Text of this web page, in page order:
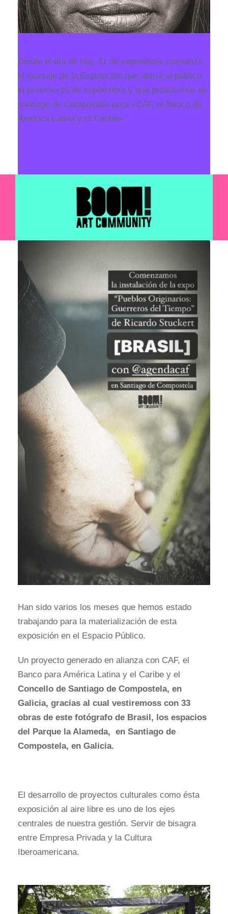
Desde el día de hoy, 11 de septiembre comienza
el montaje de la Exposición que abrirá al público
el próximo 15 de septiembre y que producimos en
santiago de Compostela para «CAF, el Banco de
América Latina y el Caribe»
Han sido varios los meses que hemos estado
trabajando para la materialización de esta
exposición en el Espacio Público.
Un proyecto generado en alianza con CAF, el
Banco para América Latina y el Caribe y el
Concello de Santiago de Compostela, en
Galicia, gracias al cual vestiremoss con 33
obras de este fotógrafo de Brasil, los espacios
del Parque la Alameda, en Santiago de
Compostela, en Galicia.
El desarrollo de proyectos culturales como ésta
exposición al aire libre es uno de los ejes
centrales de nuestra gestión. Servir de bisagra
entre Empresa Privada y la Cultura
Iberoamericana.